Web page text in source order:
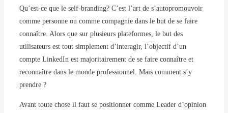
Qu’est-ce que le self-branding? C’est l’art de s’autopromouvoir
comme personne ou comme compagnie dans le but de se faire
connaître. Alors que sur plusieurs plateformes, le but des
utilisateurs est tout simplement d’interagir, l’objectif d’un
compte LinkedIn est majoritairement de se faire connaître et
reconnaître dans le monde professionnel. Mais comment s’y
prendre ?
Avant toute chose il faut se positionner comme Leader d’opinion